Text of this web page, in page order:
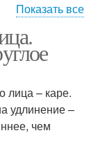
длинные
Показать все
лица – каре.
удлинение –
чем